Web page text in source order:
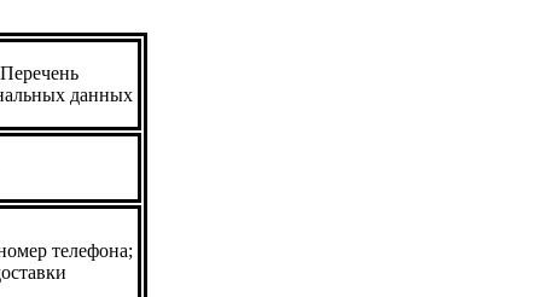
Перечень
данных
телефона;